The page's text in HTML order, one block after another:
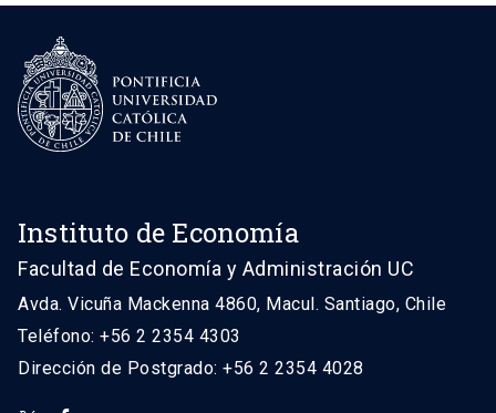
Instituto de Economía
Facultad de Economía y Administración UC
Avda. Vicuña Mackenna 4860, Macul. Santiago, Chile
Teléfono: +56 2 2354 4303
Dirección de Postgrado: +56 2 2354 4028